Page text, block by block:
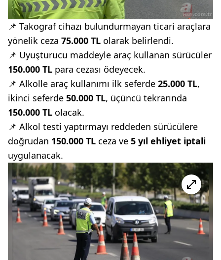
📌 Takograf cihazı bulundurmayan ticari araçlara
yönelik ceza 75.000 TL olarak belirlendi.
📌 Uyuşturucu maddeyle araç kullanan sürücüler
150.000 TL para cezası ödeyecek.
📌 Alkolle araç kullanımı ilk seferde 25.000 TL,
ikinci seferde 50.000 TL, üçüncü tekrarında
150.000 TL olacak.
📌 Alkol testi yaptırmayı reddeden sürücülere
doğrudan 150.000 TL ceza ve 5 yıl ehliyet iptali
uygulanacak.